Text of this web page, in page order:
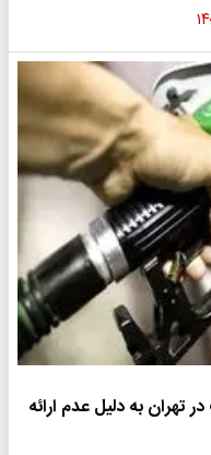
به دلیل عدم ارائه